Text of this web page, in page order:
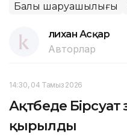
Балық шаруашылығы
Әлихан Асқар
Авторлар
14:30, 04 Тамыз 2026
Ақтөбеде
қырылды